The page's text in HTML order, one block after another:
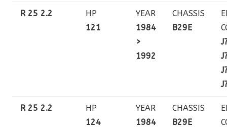
R 25 2.2
HP
121
YEAR
1984
>
1992
CHASSIS
B29E
R 25 2.2
HP
124
YEAR
1984
CHASSIS
B29E